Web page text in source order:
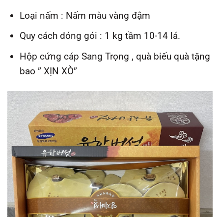
Loại nấm : Nấm màu vàng đậm
Quy cách dóng gói : 1 kg tầm 10-14 lá.
Hộp cứng cáp Sang Trọng , quà biếu quà tặng
bao ” XỊN XÒ”